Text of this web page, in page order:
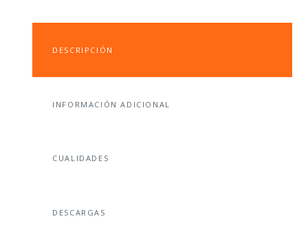
GALVANIZADO
DESCRIPCIÓN
INFORMACIÓN ADICIONAL
CUALIDADES
DESCARGAS